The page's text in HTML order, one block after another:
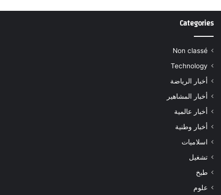
Categories
Non classé
Technology
أخبار الرياضة
أخبار المشاهير
أخبار عالمية
أخبار وطنية
اسلاميات
تشغيل
طبخ
علوم